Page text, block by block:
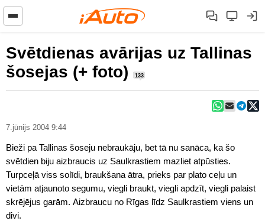
Svētdienas avārijas uz Tallinas
šosejas (+ foto)
133
7.jūnijs 2004 9:44
Bieži pa Tallinas šoseju nebraukāju, bet tā nu sanāca, ka šo
svētdien biju aizbraucis uz Saulkrastiem mazliet atpūsties.
Turpceļā viss solīdi, braukšana ātra, prieks par plato ceļu un
vietām atjaunoto segumu, viegli braukt, viegli apdzīt, viegli palaist
skrējējus garām. Aizbraucu no Rīgas līdz Saulkrastiem viens un
divi.